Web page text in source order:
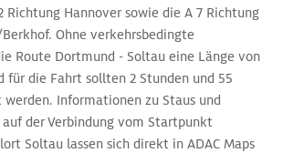
Richtung Hannover sowie die A 7 Richtung
Ohne verkehrsbedingte
Route Dortmund - Soltau eine Länge von
für die Fahrt sollten 2 Stunden und 55
Informationen zu Staus und
der Verbindung vom Startpunkt
Soltau lassen sich direkt in ADAC Maps